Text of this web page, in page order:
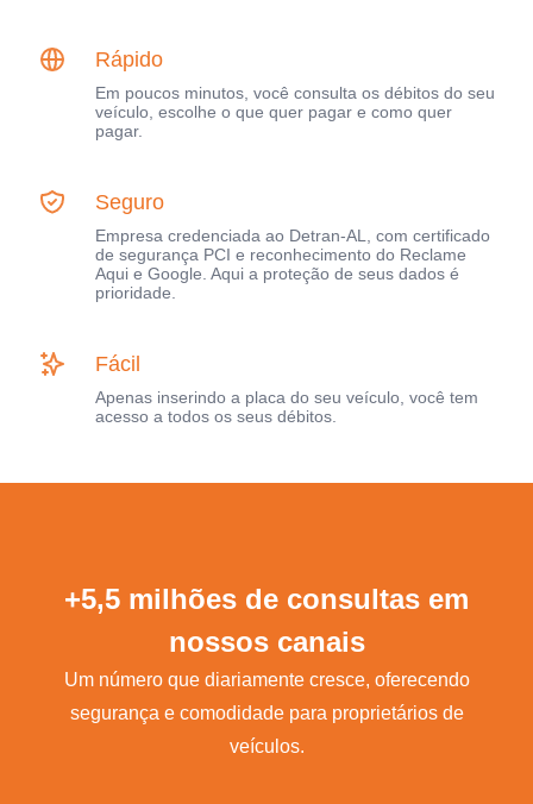
Rápido
Em poucos minutos, você consulta os débitos do seu
veículo, escolhe o que quer pagar e como quer
pagar.
Seguro
Empresa credenciada ao Detran-AL, com certificado
de segurança PCI e reconhecimento do Reclame
Aqui e Google. Aqui a proteção de seus dados é
prioridade.
Fácil
Apenas inserindo a placa do seu veículo, você tem
acesso a todos os seus débitos.
+5,5 milhões de consultas em
nossos canais
Um número que diariamente cresce, oferecendo
segurança e comodidade para proprietários de
veículos.